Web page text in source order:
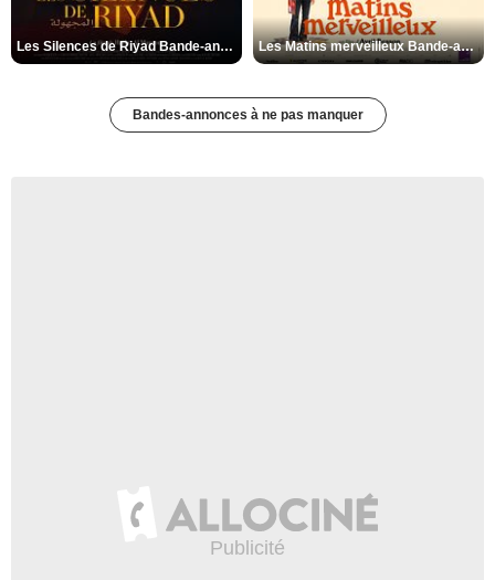
Les Silences de Riyad Bande-annonce VO STFR Les Matins merveilleux Bande-annonce VF
Bandes-annonces à ne pas manquer